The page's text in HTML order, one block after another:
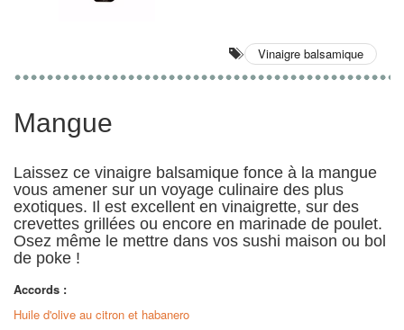
Vinaigre balsamique
Mangue
Laissez ce vinaigre balsamique fonce à la mangue
vous amener sur un voyage culinaire des plus
exotiques. Il est excellent en vinaigrette, sur des
crevettes grillées ou encore en marinade de poulet.
Osez même le mettre dans vos sushi maison ou bol
de poke !
Accords :
Huile d'olive au citron et habanero